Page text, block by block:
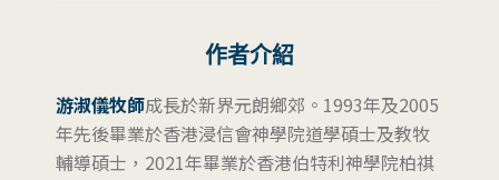
作者介紹
游淑儀牧師成長於新界元朗鄉郊。1993年及2005
年先後畢業於香港浸信會神學院道學碩士及教牧
輔導碩士，2021年畢業於香港伯特利神學院柏祺